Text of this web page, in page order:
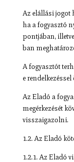
Az elállási jogot
ha a fogyasztó
pontjában,
ban
A fogyasztót
e
Az Eladó a
megérkezését
visszaigazolni.
1.2. Az Eladó
1.2.1. Az Eladó